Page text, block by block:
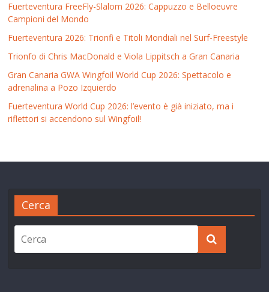
Fuerteventura FreeFly-Slalom 2026: Cappuzzo e Belloeuvre
Campioni del Mondo
Fuerteventura 2026: Trionfi e Titoli Mondiali nel Surf-Freestyle
Trionfo di Chris MacDonald e Viola Lippitsch a Gran Canaria
Gran Canaria GWA Wingfoil World Cup 2026: Spettacolo e
adrenalina a Pozo Izquierdo
Fuerteventura World Cup 2026: l’evento è già iniziato, ma i
riflettori si accendono sul Wingfoil!
Cerca